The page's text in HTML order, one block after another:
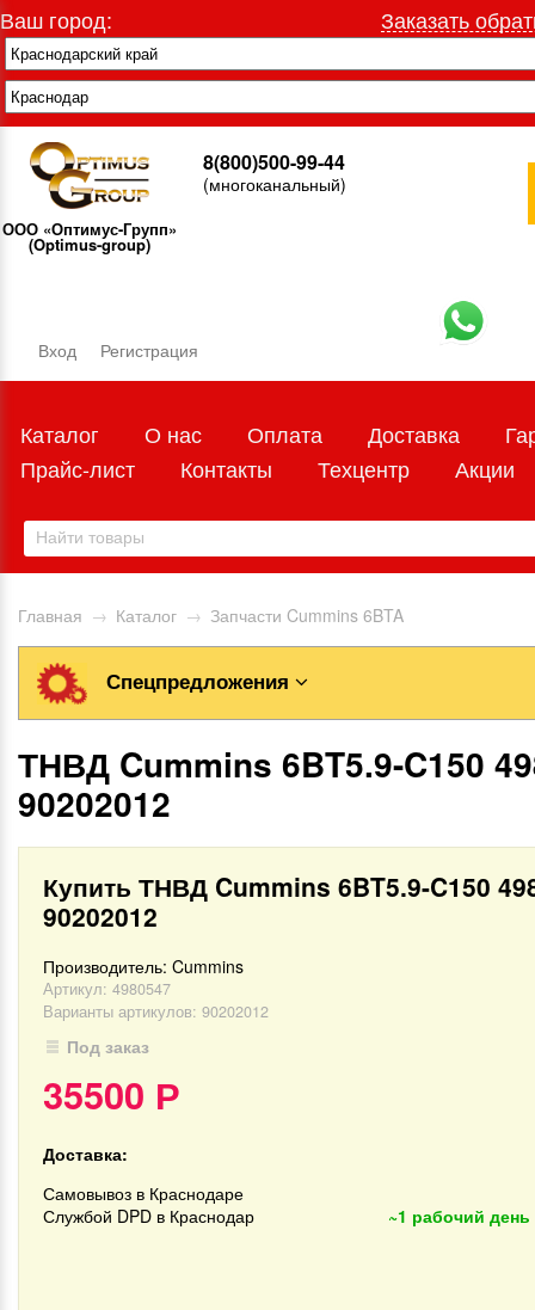
Ваш город: Заказать
ООО «Оптимус-Групп»
(Optimus-group)
8(800)500-99-44
(многоканальный)
Вход Регистрация
Каталог О нас Оплата Доставка
Прайс-лист
Контакты Техцентр Акции
Главная → Каталог → Запчасти Cummins 6BTA
Спецпредложения
ТНВД Cummins 6BT5.9-C150
90202012
Купить ТНВД Cummins 6BT5.9-C150
90202012
Производитель: Cummins
Артикул: 4980547
Варианты артикулов: 90202012
Под заказ
35500 Р
Доставка:
Самовывоз в Краснодаре
Службой DPD в Краснодар
~1 рабочий день